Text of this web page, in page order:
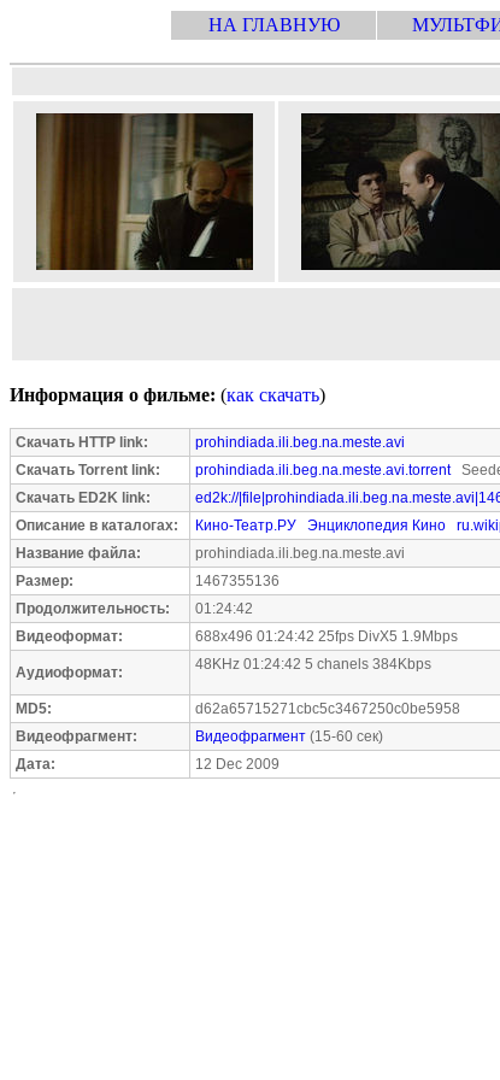
НА ГЛАВНУЮ
Информация о фильме: (как скачать)
Скачать HTTP link:
prohindiada.ili.beg.na.meste.avi
Скачать Torrent link:
prohindiada.ili.beg.na.meste.avi.torrent
Скачать ED2K link:
ed2k://
Описание в каталогах:
Кино-Театр.РУ Энциклопедия Кино
Название файла:
prohindiada.ili.beg.na.meste.avi
Размер:
1467355136
Продолжительность:
01:24:42
Видеоформат:
688x496 01:24:42 25fps DivX5 1.9Mbps
Аудиоформат: 48KHz 01:24:42 5 chanels 384Kbps
MD5:
d62a65715271cbc5c3467250c0be5958
Видеофрагмент:
Видеофрагмент (15-60 сек)
Дата:
12 Dec 2009